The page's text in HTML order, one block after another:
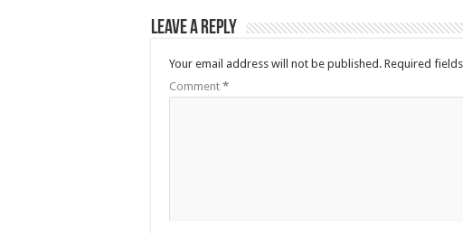
Leave a Reply
Your email address will not be published. Required
Comment *